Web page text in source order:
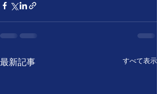
最新記事 すべて表示